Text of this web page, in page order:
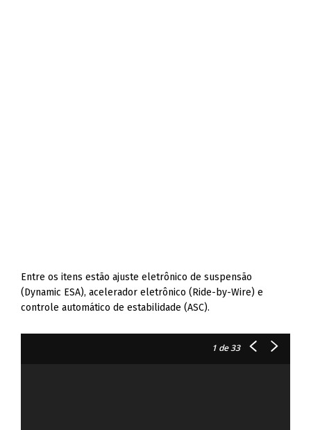
Entre os itens estão ajuste eletrônico de suspensão
(Dynamic ESA), acelerador eletrônico (Ride-by-Wire) e
controle automático de estabilidade (ASC).
1de 33